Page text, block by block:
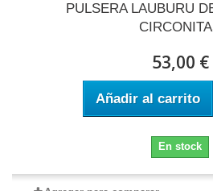
PULSERA LAUBURU
53,00 €
Añadir al carrito
En stock